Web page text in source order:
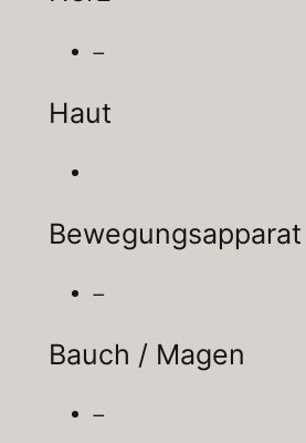
–
Haut
Bewegungsapparat
–
Bauch / Magen
–